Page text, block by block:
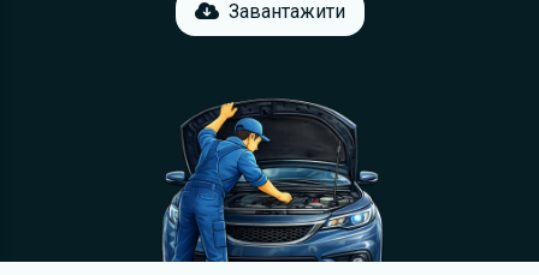
Завантажити